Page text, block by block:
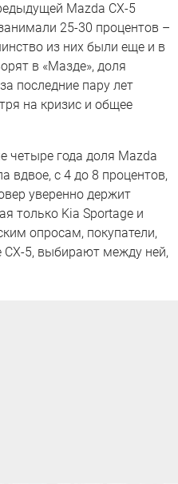
Mazda CX-5
25-30 процентов –
из них были еще и в
в «Мазде», доля
последние пару лет
на кризис и общее
четыре года доля Mazda
вдвое, с 4 до 8 процентов,
уверенно держит
только Kia Sportage и
опросам, покупатели,
5, выбирают между ней,